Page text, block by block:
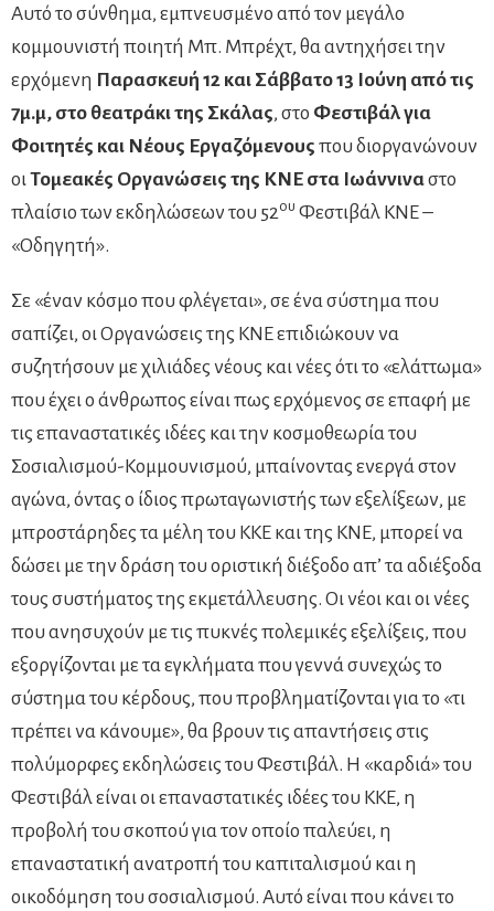
Αυτό το σύνθημα, εμπνευσμένο από τον μεγάλο
κομμουνιστή ποιητή Μπ. Μπρέχτ, θα αντηχήσει την
ερχόμενη Παρασκευή 12 και Σάββατο 13 Ιούνη από τις
7μ.μ, στο θεατράκι της Σκάλας, στο Φεστιβάλ για
Φοιτητές και Νέους Εργαζόμενους που διοργανώνουν
οιΤομεακές Οργανώσεις της ΚΝΕ στα Ιωάννιναστο
πλαίσιο των εκδηλώσεων του 52ου Φεστιβάλ ΚΝΕ –
«Οδηγητή».
Σε «έναν κόσμο που φλέγεται», σε ένα σύστημα που
σαπίζει, οι Οργανώσεις της ΚΝΕ επιδιώκουν να
συζητήσουν με χιλιάδες νέους και νέες ότι το «ελάττωμα»
που έχει ο άνθρωπος είναι πως ερχόμενος σε επαφή με
τις επαναστατικές ιδέες και την κοσμοθεωρία του
Σοσιαλισμού-Κομμουνισμού, μπαίνοντας ενεργά στον
αγώνα, όντας ο ίδιος πρωταγωνιστής των εξελίξεων, με
μπροστάρηδες τα μέλη του ΚΚΕ και της ΚΝΕ, μπορεί να
δώσει με την δράση του οριστική διέξοδο απ’ τα αδιέξοδα
τους συστήματος της εκμετάλλευσης. Οι νέοι και οι νέες
που ανησυχούν με τις πυκνές πολεμικές εξελίξεις, που
εξοργίζονται με τα εγκλήματα που γεννά συνεχώς το
σύστημα του κέρδους, που προβληματίζονται για το «τι
πρέπει να κάνουμε», θα βρουν τις απαντήσεις στις
πολύμορφες εκδηλώσεις του Φεστιβάλ. Η «καρδιά» του
Φεστιβάλ είναι οι επαναστατικές ιδέες του ΚΚΕ, η
προβολή του σκοπού για τον οποίο παλεύει, η
επαναστατική ανατροπή του καπιταλισμού και η
οικοδόμηση του σοσιαλισμού. Αυτό είναι που κάνει το